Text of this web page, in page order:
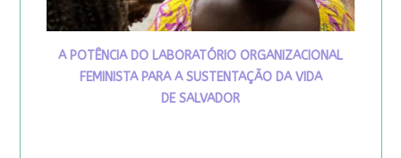
A POTÊNCIA DO LABORATÓRIO ORGANIZACIONAL
FEMINISTA PARA A SUSTENTAÇÃO DA VIDA
DE SALVADOR